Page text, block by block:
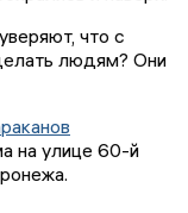
что с
людям? Они
на улице 60-й